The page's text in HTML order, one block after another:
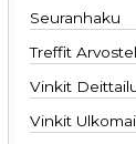
Seuranhaku
Treffit
Vinkit
Vinkit